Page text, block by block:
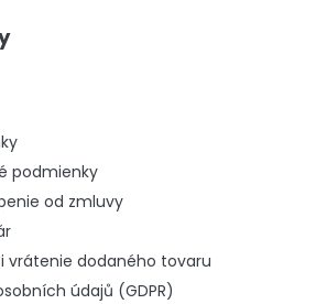
podmienky
od zmluvy
vrátenie dodaného tovaru
údajů (GDPR)